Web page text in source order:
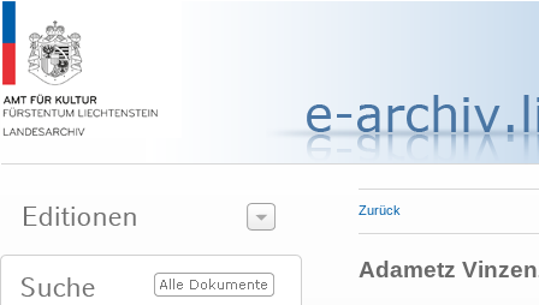
Zurück
Adametz